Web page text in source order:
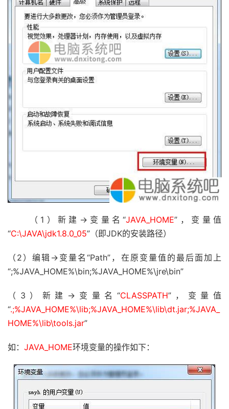
（1）新建->变量名“JAVA_HOME”，变量值
“C:\JAVA\jdk1.8.0_05”（即JDK的安装路径）
（2）编辑->变量名“Path”，在原变量值的最后面加上
“;%JAVA_HOME%\bin;%JAVA_HOME%\jre\bin”
（3）新建->变量名“CLASSPATH”，变量值
“.;%JAVA_HOME%\lib;%JAVA_HOME%\lib\dt.jar;%JAVA_
HOME%\lib\tools.jar”
如： JAVA_HOME环境变量的操作如下：